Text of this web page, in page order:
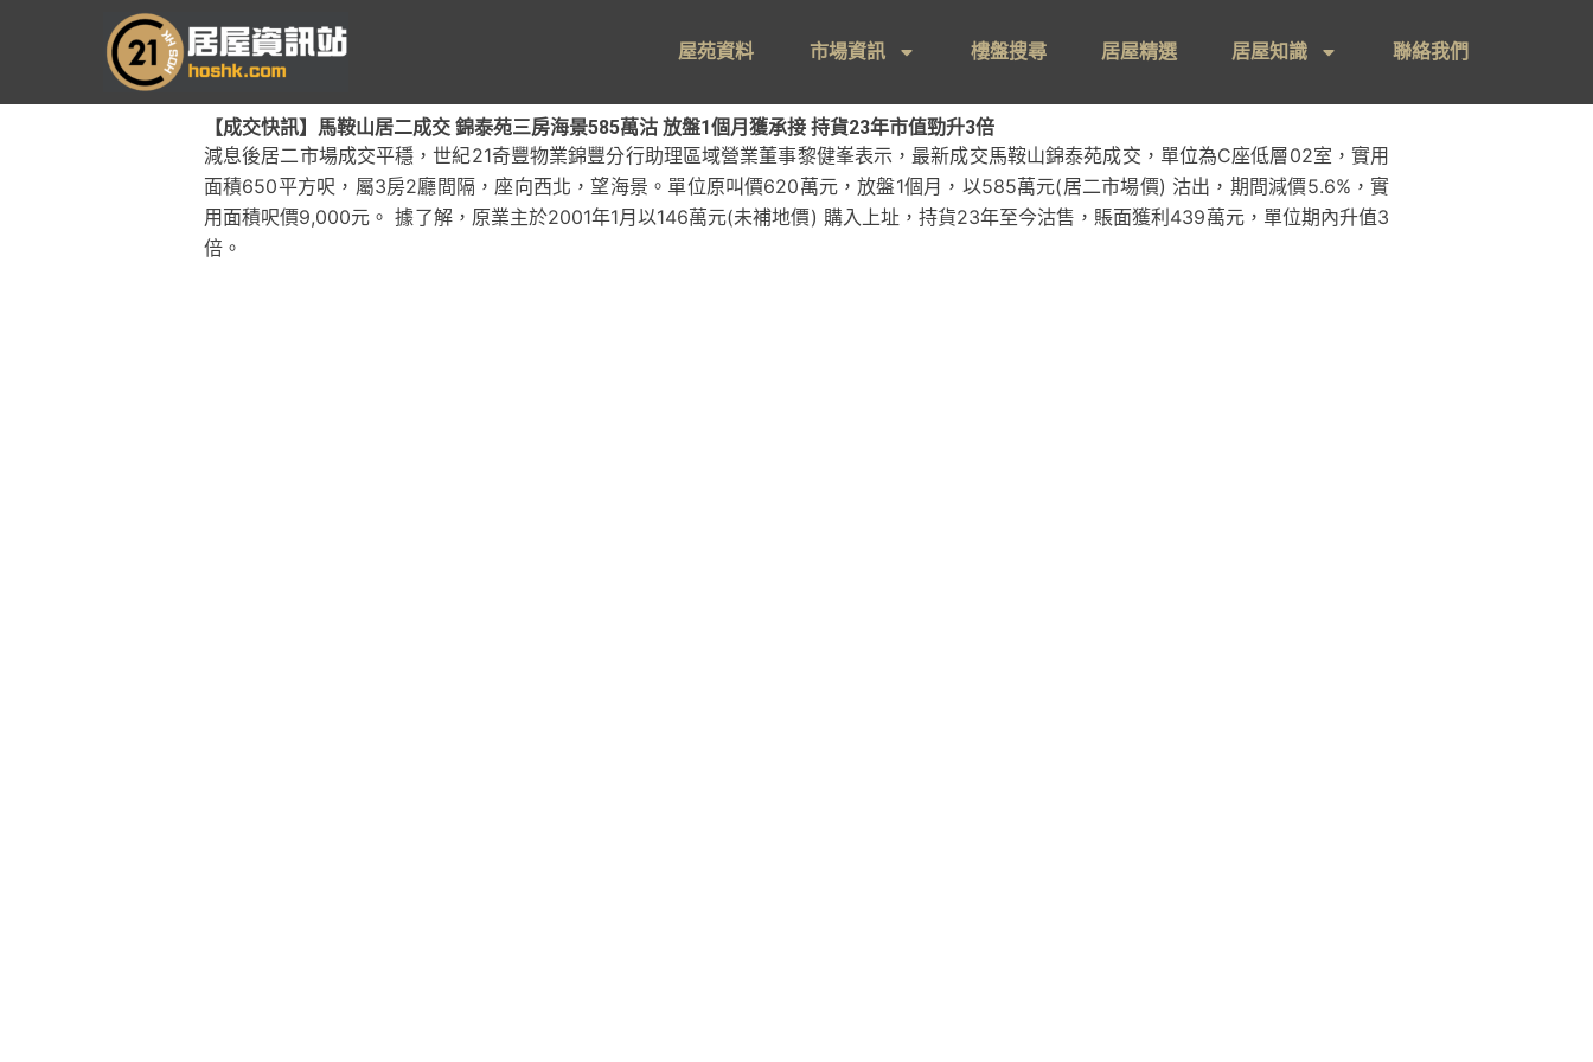
要
屋苑資料 市場資訊 樓盤搜尋 居屋精選 居屋知識 聯絡我們
【成交快訊】馬鞍山居二成交 錦泰苑三房海景585萬沽 放盤1個月獲承接 持貨23年市值勁升3倍
減息後居二市場成交平穩，世紀21奇豐物業錦豐分行助理區域營業董事黎健峯表示，最新成交馬鞍山錦泰苑成交，單位為C座低層02室，實用
面積650平方呎，屬3房2廳間隔，座向西北，望海景。單位原叫價620萬元，放盤1個月，以585萬元(居二市場價) 沽出，期間減價5.6%，實
用面積呎價9,000元。 據了解，原業主於2001年1月以146萬元(未補地價) 購入上址，持貨23年至今沽售，賬面獲利439萬元，單位期內升值3
倍。